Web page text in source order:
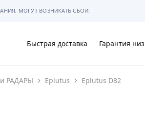
МОГУТ ВОЗНИКАТЬ СБОИ.
Быстрая доставка Гарантия
РАДАРЫ Eplutus Eplutus D82